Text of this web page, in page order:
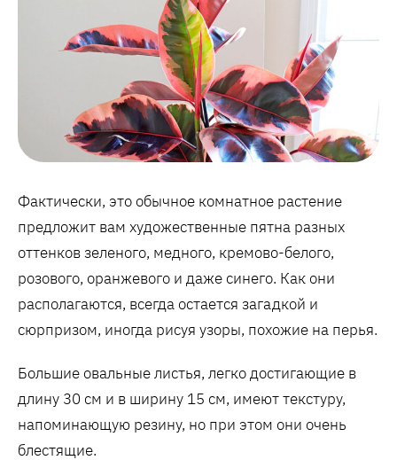
Фактически, это обычное комнатное растение
предложит вам художественные пятна разных
оттенков зеленого, медного, кремово-белого,
розового, оранжевого и даже синего. Как они
располагаются, всегда остается загадкой и
сюрпризом, иногда рисуя узоры, похожие на перья.
Большие овальные листья, легко достигающие в
длину 30 см и в ширину 15 см, имеют текстуру,
напоминающую резину, но при этом они очень
блестящие.